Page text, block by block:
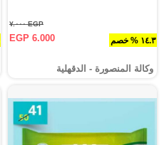
١٤.٣ % خصم
EGP ٧.٠٠٠
EGP 6.000
وكالة المنصورة - الدقهلية‎